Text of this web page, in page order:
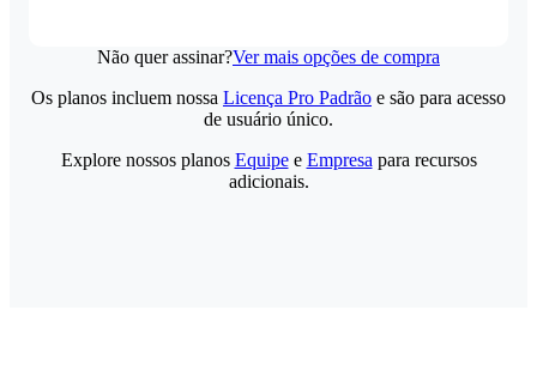
Não quer assinar?Ver mais opções de compra
Os planos incluem nossa Licença Pro Padrão e são para acesso
de usuário único.
Explore nossos planos Equipee Empresa para recursos
adicionais.